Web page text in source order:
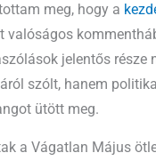
meg, hogy a
valóságos
jelentős része
szólt, hanem
ütött meg.
a Vágatlan Május